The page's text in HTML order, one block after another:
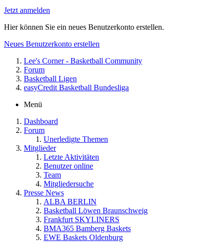
Jetzt anmelden
Hier können Sie ein neues Benutzerkonto erstellen.
Neues Benutzerkonto erstellen
Lee's Corner - Basketball Community
Forum
Basketball Ligen
easyCredit Basketball Bundesliga
Menü
Dashboard
Forum
Unerledigte Themen
Mitglieder
Letzte Aktivitäten
Benutzer online
Team
Mitgliedersuche
Presse News
ALBA BERLIN
Basketball Löwen Braunschweig
Frankfurt SKYLINERS
BMA365 Bamberg Baskets
EWE Baskets Oldenburg